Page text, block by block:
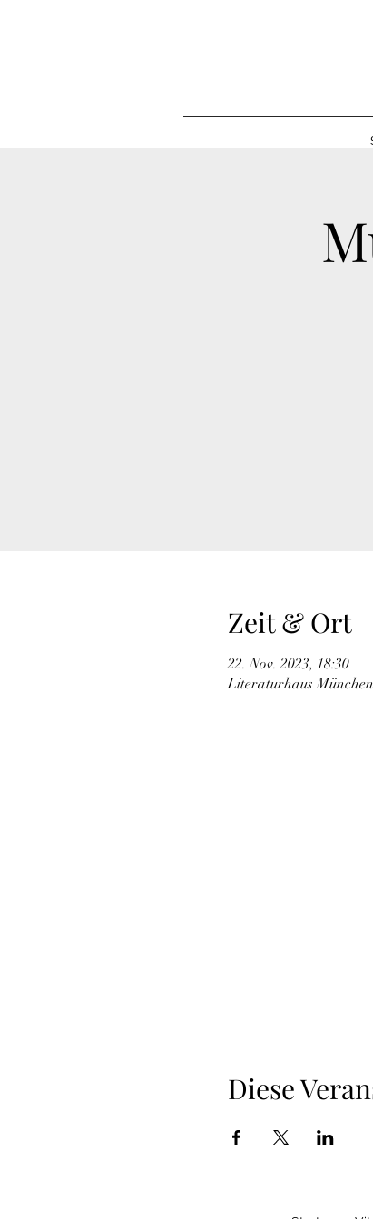
Zeit & Ort
22. Nov. 2023, 18:30
Literaturhaus
Diese